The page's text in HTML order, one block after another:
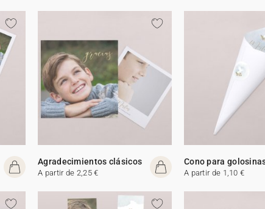
Agradecimientos clásicos
A partir de 2,25 €
Cono para
A partir de 1,10 €